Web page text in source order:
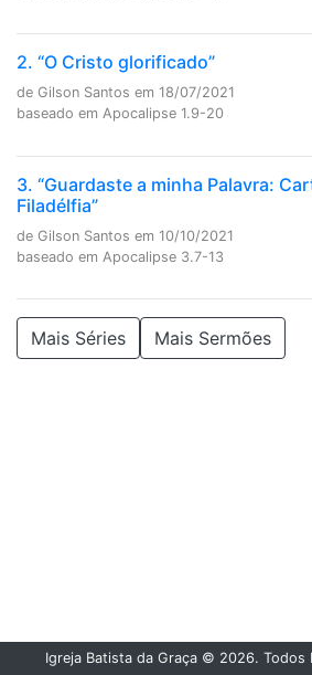
2. “O Cristo glorificado”
de Gilson Santos em 18/07/2021
baseado em Apocalipse 1.9-20
3. “Guardaste a minha Palavra:
Filadélfia”
de Gilson Santos em 10/10/2021
baseado em Apocalipse 3.7-13
Mais Séries Mais Sermões
Igreja Batista da Graça © 2026. Todos